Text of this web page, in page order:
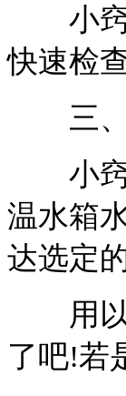
小窍
快速检
三、
小窍
温水箱
达选定
用以
了吧!若